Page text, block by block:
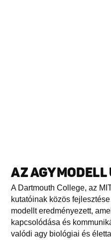
AZ
A Dartmouth College, az
kutatóinak közös
modellt eredményezett,
kapcsolódása és
valódi agy biológiai és